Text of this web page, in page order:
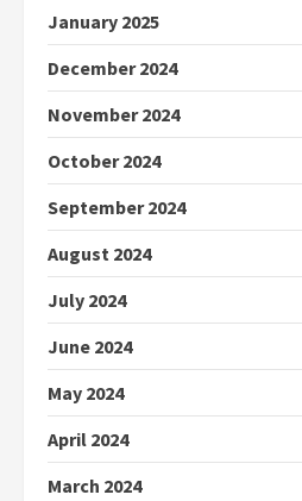
January 2025
December 2024
November 2024
October 2024
September 2024
August 2024
July 2024
June 2024
May 2024
April 2024
March 2024